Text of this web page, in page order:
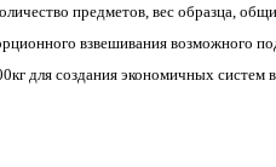
предметов, вес образца,
взвешивания возможного
для создания экономичных систем